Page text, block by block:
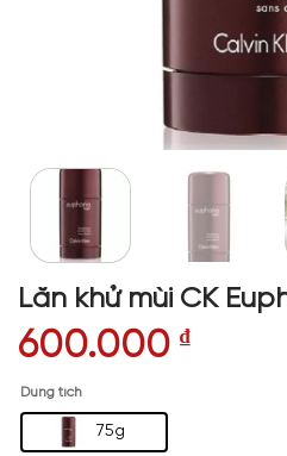
Lăn khử mùi CK
600.000 ₫
Dung tích
75g